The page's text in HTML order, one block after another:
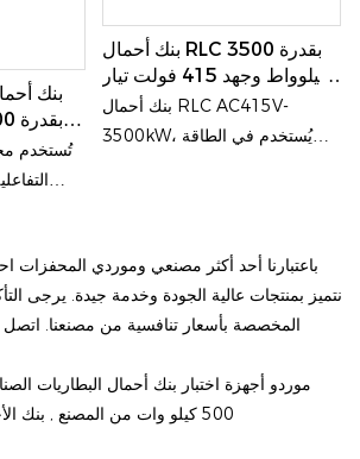
بنك
تُستخدم
بنك أحمال RLC بقدرة 3500
كيلوواط وجهد 415 فولت تيار
متردد، مقاوم للماء بمعيار
IP56 لاختبار المولدات
بنك أحمال RLC AC415V-
3500kW، يُستخدم في الطاقة
باعتبارنا أحد أكثر مصنعي وموردي المحفزات
نتميز بمنتجات عالية الجودة وخدمة جيدة. يرجى
المخصصة بأسعار تنافسية من مصنعنا.
موردو أجهزة اختبار بنك أحمال البطاريات
500 كيلو وات من المصنع
, بنك